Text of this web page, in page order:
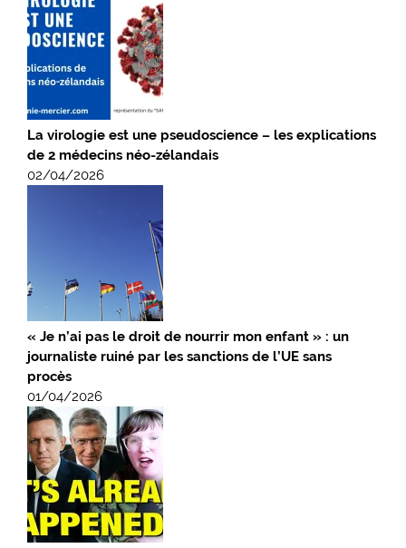
La virologie est une pseudoscience – les explications
de 2 médecins néo-zélandais
02/04/2026
« Je n’ai pas le droit de nourrir mon enfant » : un
journaliste ruiné par les sanctions de l’UE sans
procès
01/04/2026